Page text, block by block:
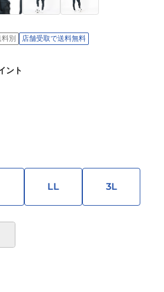
料別 店舗受取で送料無料
ント
LL 3L